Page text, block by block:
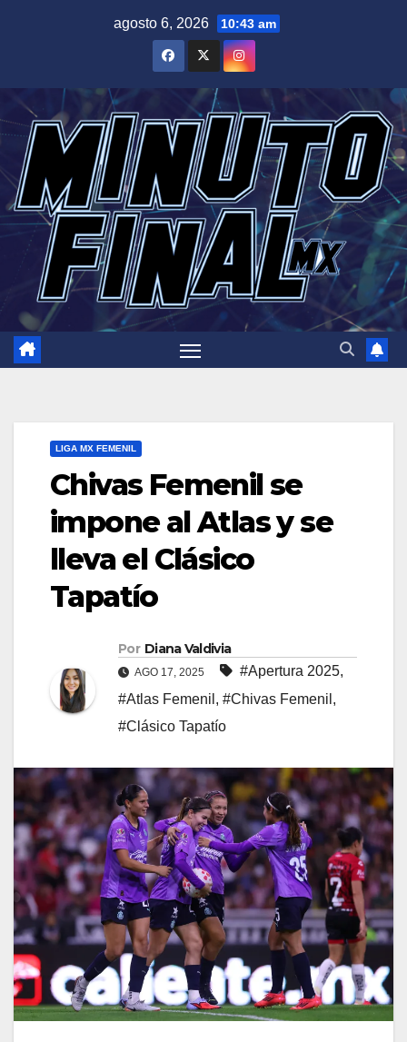
agosto 6, 2026 10:43 am
LIGA MX FEMENIL
Chivas Femenil se
impone al Atlas y se
lleva el Clásico
Tapatío
Por Diana Valdivia
AGO 17, 2025 #Apertura 2025,
#Atlas Femenil , #Chivas Femenil ,
#Clásico Tapatío